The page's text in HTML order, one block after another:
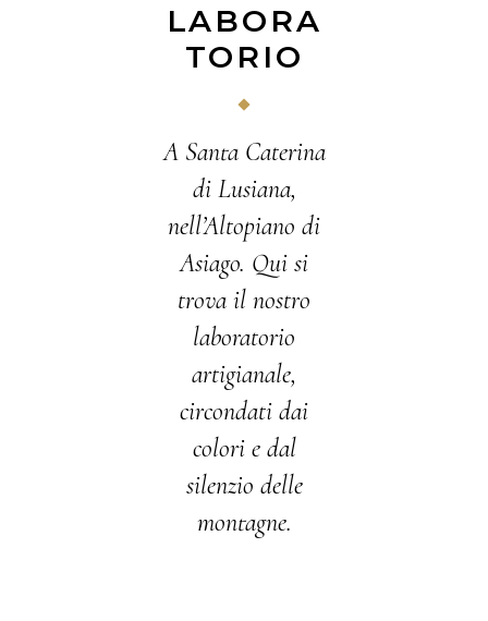
LABORA
TORIO
A Santa Caterina
di Lusiana,
nell’Altopiano di
Asiago. Qui si
trova il nostro
laboratorio
artigianale,
circondati dai
colori e dal
silenzio delle
montagne.